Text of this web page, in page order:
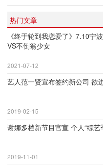
热门文章
《终于轮到我恋爱了》7.10宁
VS不倒翁少女
2021-07-12
艺人范一贤宣布签约新公司 欲
2019-02-15
谢娜多档新节目官宣 个人“综艺
2019-11-01